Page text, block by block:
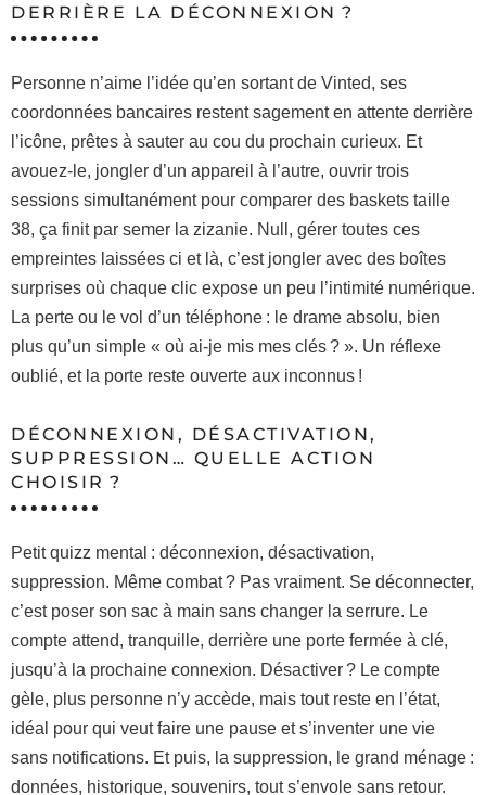
DERRIÈRE LA DÉCONNEXION ?
Personne n’aime l’idée qu’en sortant de Vinted, ses
coordonnées bancaires restent sagement en attente derrière
l’icône, prêtes à sauter au cou du prochain curieux. Et
avouez-le, jongler d’un appareil à l’autre, ouvrir trois
sessions simultanément pour comparer des baskets taille
38, ça finit par semer la zizanie. Null, gérer toutes ces
empreintes laissées ci et là, c’est jongler avec des boîtes
surprises où chaque clic expose un peu l’intimité numérique.
La perte ou le vol d’un téléphone : le drame absolu, bien
plus qu’un simple « où ai-je mis mes clés ? ». Un réflexe
oublié, et la porte reste ouverte aux inconnus !
DÉCONNEXION, DÉSACTIVATION,
SUPPRESSION… QUELLE ACTION
CHOISIR ?
Petit quizz mental : déconnexion, désactivation,
suppression. Même combat ? Pas vraiment. Se déconnecter,
c’est poser son sac à main sans changer la serrure. Le
compte attend, tranquille, derrière une porte fermée à clé,
jusqu’à la prochaine connexion. Désactiver ? Le compte
gèle, plus personne n’y accède, mais tout reste en l’état,
idéal pour qui veut faire une pause et s’inventer une vie
sans notifications. Et puis, la suppression, le grand ménage :
données, historique, souvenirs, tout s’envole sans retour.